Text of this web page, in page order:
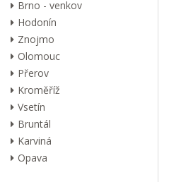
Brno - venkov
Hodonín
Znojmo
Olomouc
Přerov
Kroměříž
Vsetín
Bruntál
Karviná
Opava